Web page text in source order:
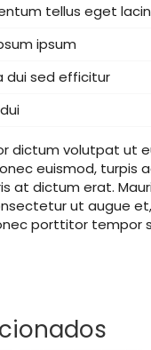
tellus eget
ipsum
dui sed efficitur
dictum volutpat ut
euismod, turpis
at dictum erat.
ut augue
porttitor tempor